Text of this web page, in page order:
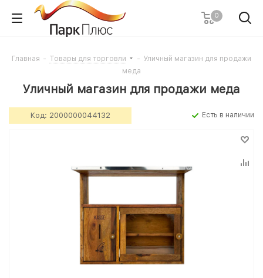
0
Главная - Товары для торговли - Уличный магазин для продажи
меда
Уличный магазин для продажи меда
Код: 2000000044132 Есть в наличии